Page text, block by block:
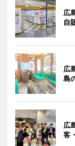
広
自
広
島
広
客